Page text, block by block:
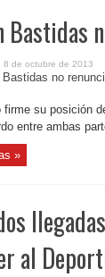
Bastidas
8 de octubre de 2013
firme su posición
entre ambas
»
al